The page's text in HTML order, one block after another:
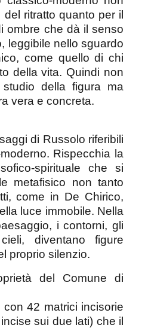
ritratto quanto per il
ombre che dà il senso
leggibile nello sguardo
come quello di chi
della vita. Quindi non
della figura ma
vera e concreta.
di Russolo riferibili
Rispecchia la
spirituale che si
metafisico non tanto
come in De Chirico,
luce immobile. Nella
i contorni, gli
diventano figure
proprio silenzio.
del Comune di
42 matrici incisorie
sui due lati) che il